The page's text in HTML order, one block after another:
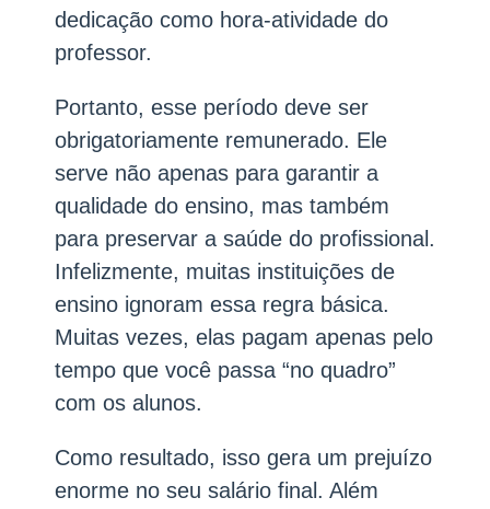
dedicação como hora-atividade do
professor.
Portanto, esse período deve ser
obrigatoriamente remunerado. Ele
serve não apenas para garantir a
qualidade do ensino, mas também
para preservar a saúde do profissional.
Infelizmente, muitas instituições de
ensino ignoram essa regra básica.
Muitas vezes, elas pagam apenas pelo
tempo que você passa “no quadro”
com os alunos.
Como resultado, isso gera um prejuízo
enorme no seu salário final. Além